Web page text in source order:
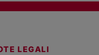
LEGALI